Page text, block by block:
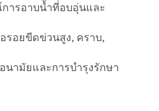
ารอาบน้ำที่อบอุ่นและ
รอยขีดข่วนสูง, คราบ,
นามัยและการบำรุงรักษา